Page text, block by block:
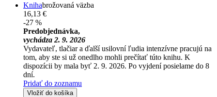
Knihabrožovaná väzba
16,13 €
-27 %
Predobjednávka,
vychádza 2. 9. 2026
Vydavateľ, tlačiar a ďalší usilovní ľudia intenzívne pracujú na
tom, aby ste si už onedlho mohli prečítať túto knihu. K
dispozícii by mala byť 2. 9. 2026. Po vyjdení posielame do 8
dní.
Pridať do zoznamu
Vložiť do košíka